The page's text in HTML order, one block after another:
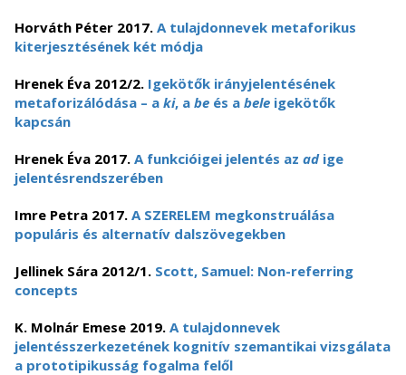
Horváth Péter 2017. A tulajdonnevek metaforikus
kiterjesztésének két módja
Hrenek Éva 2012/2. Igekötők irányjelentésének
metaforizálódása – a ki, a be és a bele igekötők
kapcsán
Hrenek Éva 2017. A funkcióigei jelentés az adige
jelentésrendszerében
Imre Petra 2017. A SZERELEM megkonstruálása
populáris és alternatív dalszövegekben
Jellinek Sára 2012/1. Scott, Samuel: Non-referring
concepts
K. Molnár Emese 2019. A tulajdonnevek
jelentésszerkezetének kognitív szemantikai vizsgálata
a prototipikusság fogalma felől